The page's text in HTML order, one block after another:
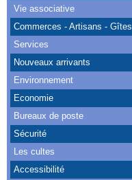
Albums
Nous Contacter
Vie associative
Commerces - Artisans - Gîtes
Services
Nouveaux arrivants
Environnement
Economie
Bureaux de poste
Sécurité
Les cultes
Accessibilité